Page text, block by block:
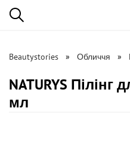
Beautystories Обличчя
NATURYS
мл